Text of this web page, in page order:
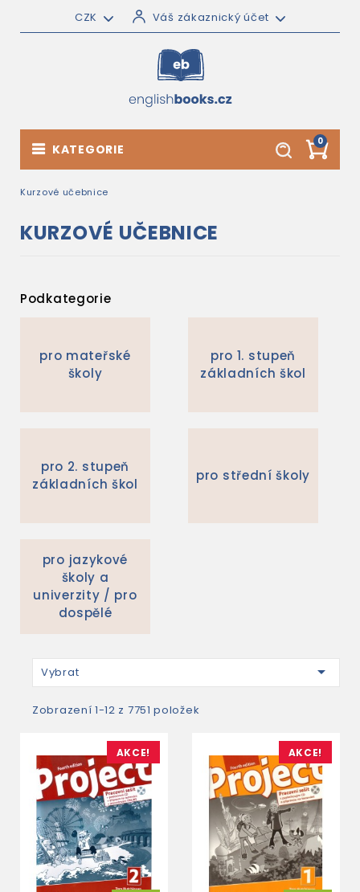
CZK Váš zákaznický účet
0
KATEGORIE
Kurzové učebnice
KURZOVÉ UČEBNICE
Podkategorie
pro mateřské
školy
pro 1. stupeň
základních škol
pro 2. stupeň
základních škol
pro střední školy
pro jazykové
školy a
univerzity / pro
dospělé
Vybrat 
Zobrazení 1-12 z 7751 položek
AKCE! AKCE!